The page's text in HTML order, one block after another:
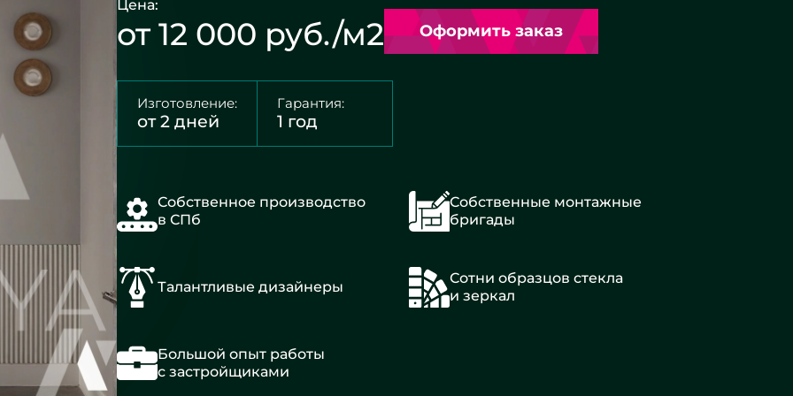
Цена:
от 12 000 руб./м2 Оформить заказ
Изготовление:
от 2 дней
Гарантия:
1 год
Собственное производство
в СПб
Собственные монтажные
бригады
Талантливые дизайнеры
Сотни образцов стекла
и зеркал
Большой опыт работы
с застройщиками